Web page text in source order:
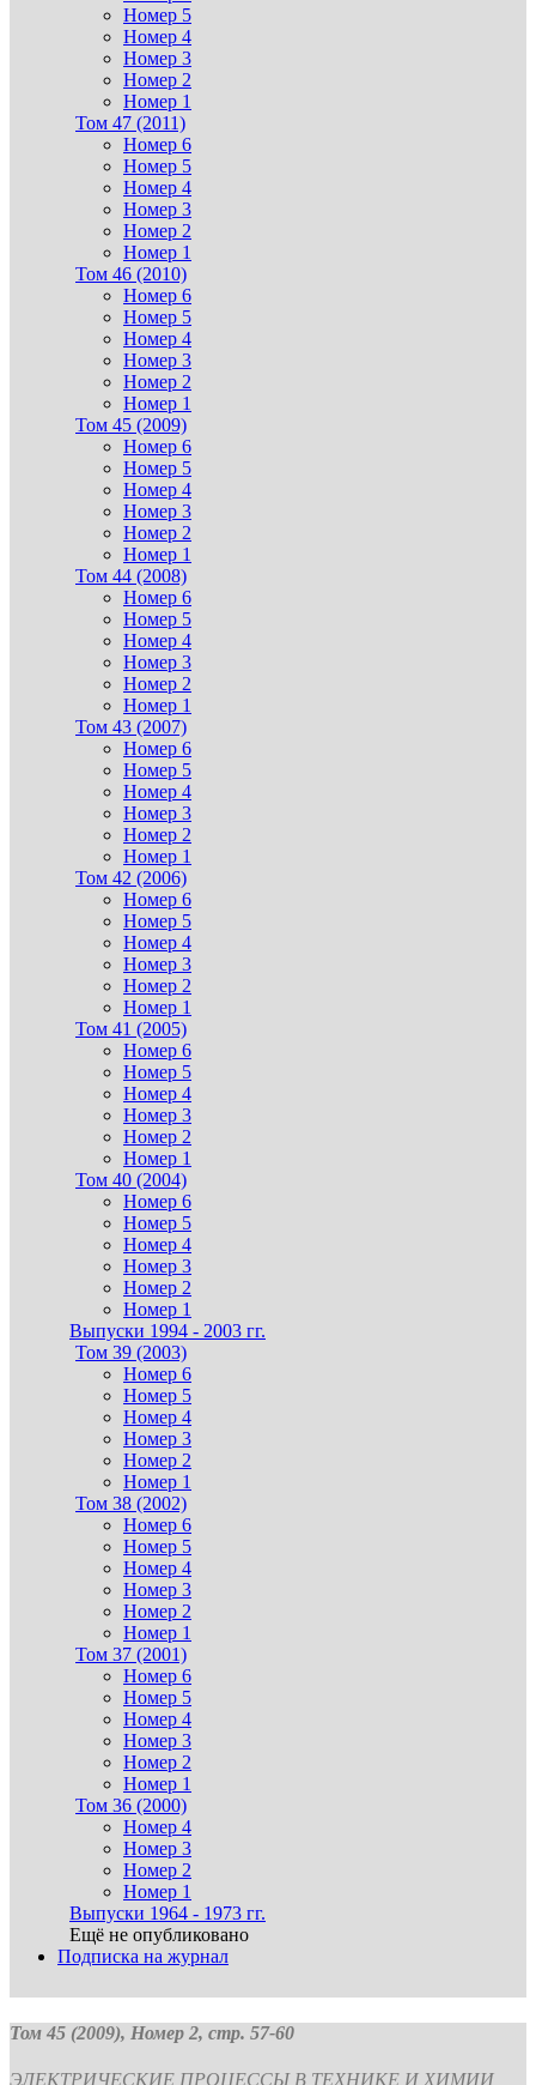
Номер 5
Номер 4
Номер 3
Номер 2
Номер 1
Том 47 (2011)
Номер 6
Номер 5
Номер 4
Номер 3
Номер 2
Номер 1
Том 46 (2010)
Номер 6
Номер 5
Номер 4
Номер 3
Номер 2
Номер 1
Том 45 (2009)
Номер 6
Номер 5
Номер 4
Номер 3
Номер 2
Номер 1
Том 44 (2008)
Номер 6
Номер 5
Номер 4
Номер 3
Номер 2
Номер 1
Том 43 (2007)
Номер 6
Номер 5
Номер 4
Номер 3
Номер 2
Номер 1
Том 42 (2006)
Номер 6
Номер 5
Номер 4
Номер 3
Номер 2
Номер 1
Том 41 (2005)
Номер 6
Номер 5
Номер 4
Номер 3
Номер 2
Номер 1
Том 40 (2004)
Номер 6
Номер 5
Номер 4
Номер 3
Номер 2
Номер 1
Выпуски 1994 - 2003 гг.
Том 39 (2003)
Номер 6
Номер 5
Номер 4
Номер 3
Номер 2
Номер 1
Том 38 (2002)
Номер 6
Номер 5
Номер 4
Номер 3
Номер 2
Номер 1
Том 37 (2001)
Номер 6
Номер 5
Номер 4
Номер 3
Номер 2
Номер 1
Том 36 (2000)
Номер 4
Номер 3
Номер 2
Номер 1
Выпуски 1964 - 1973 гг.
Ещё не опубликовано
Подписка на журнал
Том 45 (2009), Номер 2, стр. 57-60
ЭЛЕКТРИЧЕСКИЕ ПРОЦЕССЫ В ТЕХНИКЕ И ХИМИИ